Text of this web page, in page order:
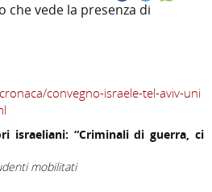
che vede la presenza di
convegno-israele-tel-aviv-uni
israeliani: “Criminali di guerra, ci
mobilitati